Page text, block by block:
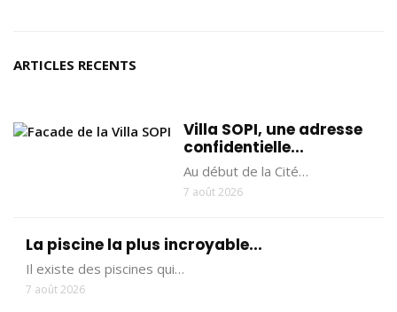
ARTICLES RECENTS
Villa SOPI, une adresse
confidentielle...
Au début de la Cité…
7 août 2026
La piscine la plus incroyable...
Il existe des piscines qui…
7 août 2026